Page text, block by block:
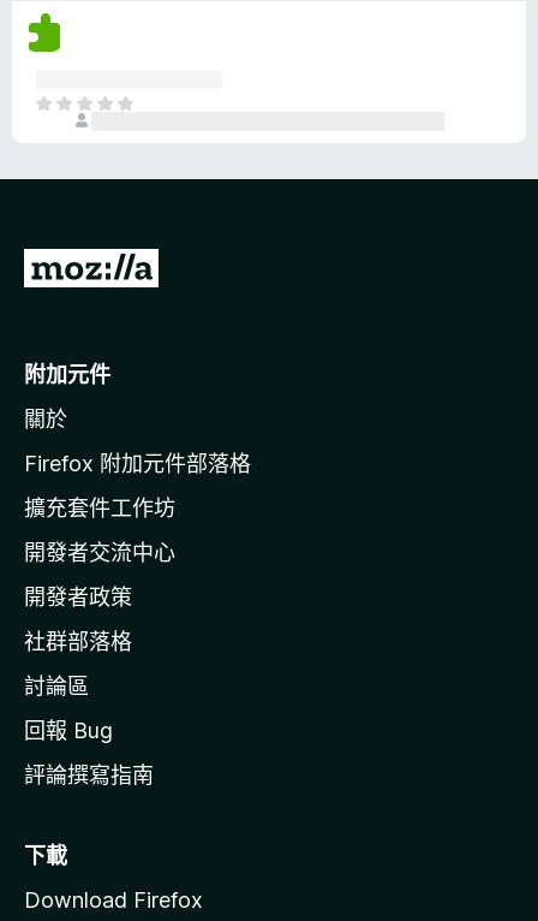
沒
有
目
有
前
o
i
l
a
官
網
附加元件
關於
Firefox 附加元件部落格
擴充套件工作坊
開發者交流中心
開發者政策
社群部落格
討論區
回報 Bug
評論撰寫指南
下載
Download Firefox